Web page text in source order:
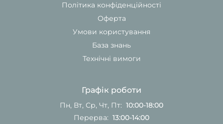
Політика конфіденційності
Оферта
Умови користування
База знань
Технічні вимоги
Графік роботи
Пн, Вт, Ср, Чт, Пт: 10:00-18:00
Перерва: 13:00-14:00